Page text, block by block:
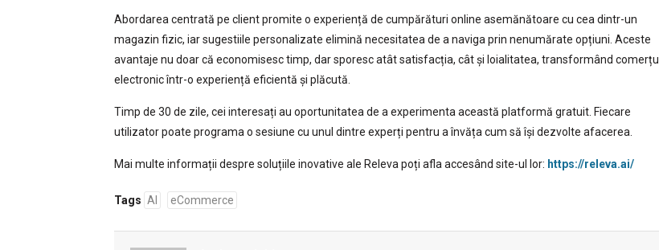
Abordarea centrată pe client promite o experiență de cumpărături online asemănătoare cu cea dintr-un
magazin fizic, iar sugestiile personalizate elimină necesitatea de a naviga prin nenumărate opțiuni. Aceste
avantaje nu doar că economisesc timp, dar sporesc atât satisfacția, cât și loialitatea, transformând comerțul
electronic într-o experiență eficientă și plăcută.
Timp de 30 de zile, cei interesați au oportunitatea de a experimenta această platformă gratuit. Fiecare
utilizator poate programa o sesiune cu unul dintre experți pentru a învăța cum să își dezvolte afacerea.
Mai multe informații despre soluțiile inovative ale Releva poți afla accesând site-ul lor: https://releva.ai/
Tags AI eCommerce